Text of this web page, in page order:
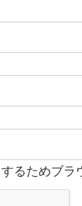
るためブラ